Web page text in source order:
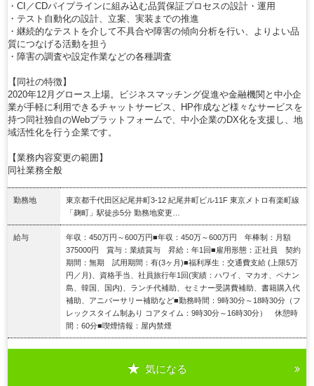
・CI／CDパイプラインに組み込む品質保証プロセスの設計・運用
・テスト自動化の設計、立案、実装までの推進
・継続的なテストを介して不具合や障害の傾向分析を行い、よりよい品
質につなげる活動を担う
・障害の調査や設定作業などの各種調査
【同社の特徴】
2020年12月グロース上場。ビジネスマッチング促進や金融機関と中小企
業が手軽に利用できるチャットサービス、HP作成など様々なサービスを
持つ同社独自のWebプラットフォームで、中小企業のDX化を支援し、地
域活性化を行う企業です。
【業務内容変更の範囲】
同社業務全般
勤務地
東京都千代田区紀尾井町3-12 紀尾井町ビル11F 東京メトロ有楽町線
「麹町」駅徒歩5分 勤務地変更…
給与
年収：450万円～600万円■年収：450万～600万円 年棒制：月額
375000円 賞与：業績賞与 昇給：年1回■雇用形態：正社員 契約
期間：無期 試用期間：有(3ヶ月)■福利厚生：交通費支給 (上限5万
円／月)、資格手当、社員旅行年1回(実績：ハワイ、マカオ、ペナン
島、韓国、国内)、ランチ代補助、セミナー受講費補助、書籍購入代
補助、アニバーサリー補助など■勤務時間：9時30分～18時30分（フ
レックスタイム制あり コアタイム：9時30分～16時30分） 休憩時
間：60分■喫煙情報：屋内禁煙
気になる